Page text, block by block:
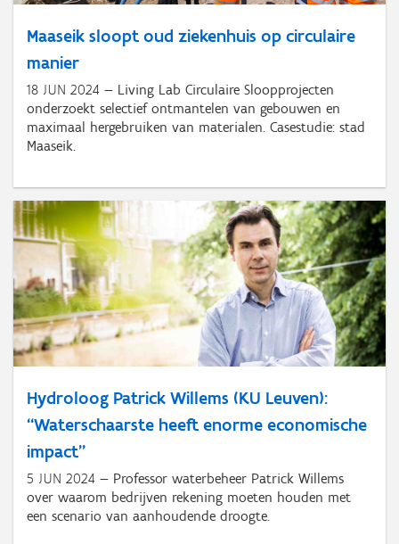
Maaseik sloopt oud ziekenhuis op circulaire
manier
18 JUN 2024
Living Lab Circulaire Sloopprojecten
onderzoekt selectief ontmantelen van gebouwen en
maximaal hergebruiken van materialen. Casestudie: stad
Maaseik.
Hydroloog Patrick Willems (KU Leuven):
“Waterschaarste heeft enorme economische
impact”
5 JUN 2024
Professor waterbeheer Patrick Willems
over waarom bedrijven rekening moeten houden met
een scenario van aanhoudende droogte.